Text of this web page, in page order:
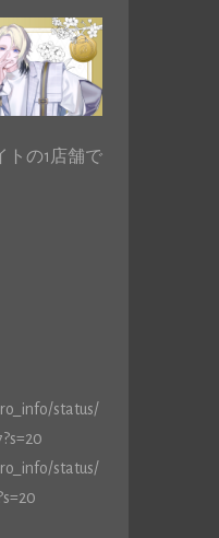
トの1店舗で
status/
status/